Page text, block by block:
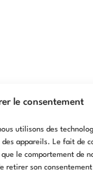
le consentement
utilisons des
appareils. Le fait de
le comportement de
retirer son